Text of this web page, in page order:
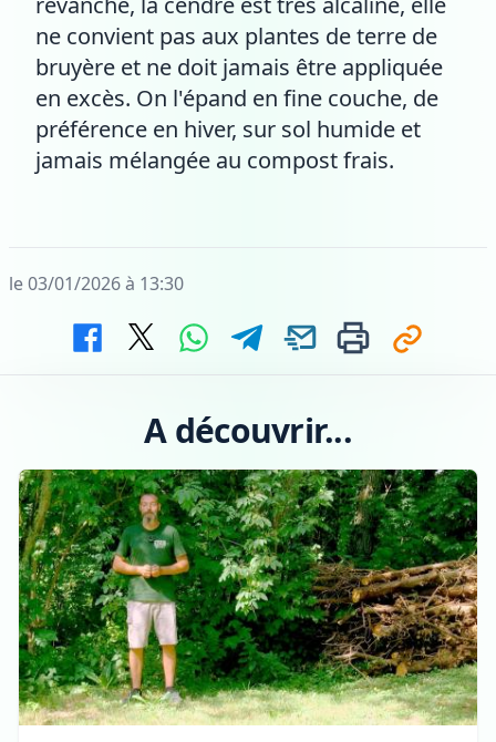
ne convient pas aux plantes de terre de
bruyère et ne doit jamais être appliquée
en excès. On l'épand en fine couche, de
préférence en hiver, sur sol humide et
jamais mélangée au compost frais.
le 03/01/2026 à 13:30
A découvrir...